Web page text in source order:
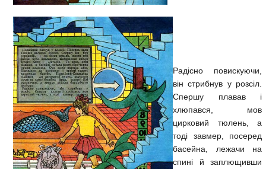
Радісно повискуючи,
він стрибнув у розсіл.
Спершу плавав і
хлюпався, мов
цирковий тюлень, а
тоді завмер, посеред
басейна, лежачи на
спині й заплющивши